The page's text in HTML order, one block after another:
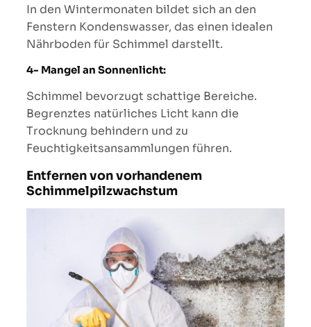
In den Wintermonaten bildet sich an den
Fenstern Kondenswasser, das einen idealen
Nährboden für Schimmel darstellt.
4- Mangel an Sonnenlicht:
Schimmel bevorzugt schattige Bereiche.
Begrenztes natürliches Licht kann die
Trocknung behindern und zu
Feuchtigkeitsansammlungen führen.
Entfernen von vorhandenem
Schimmelpilzwachstum